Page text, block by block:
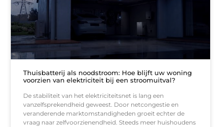
Thuisbatterij als noodstroom: Hoe blijft uw woning
voorzien van elektriciteit bij een stroomuitval?
De stabiliteit van het elektriciteitsnet is lang een
vanzelfsprekendheid geweest. Door netcongestie en
veranderende marktomstandigheden groeit echter de
vraag naar zelfvoorzienendheid. Steeds meer huishoudens